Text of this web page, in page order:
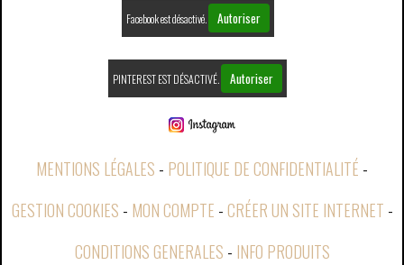
Facebook est désactivé. Autoriser
PINTEREST EST DÉSACTIVÉ. Autoriser
MENTIONS LÉGALES
POLITIQUE DE CONFIDENTIALITÉ
GESTION COOKIES
MON COMPTE CRÉER UN SITE INTERNET
CONDITIONS GENERALES
INFO PRODUITS